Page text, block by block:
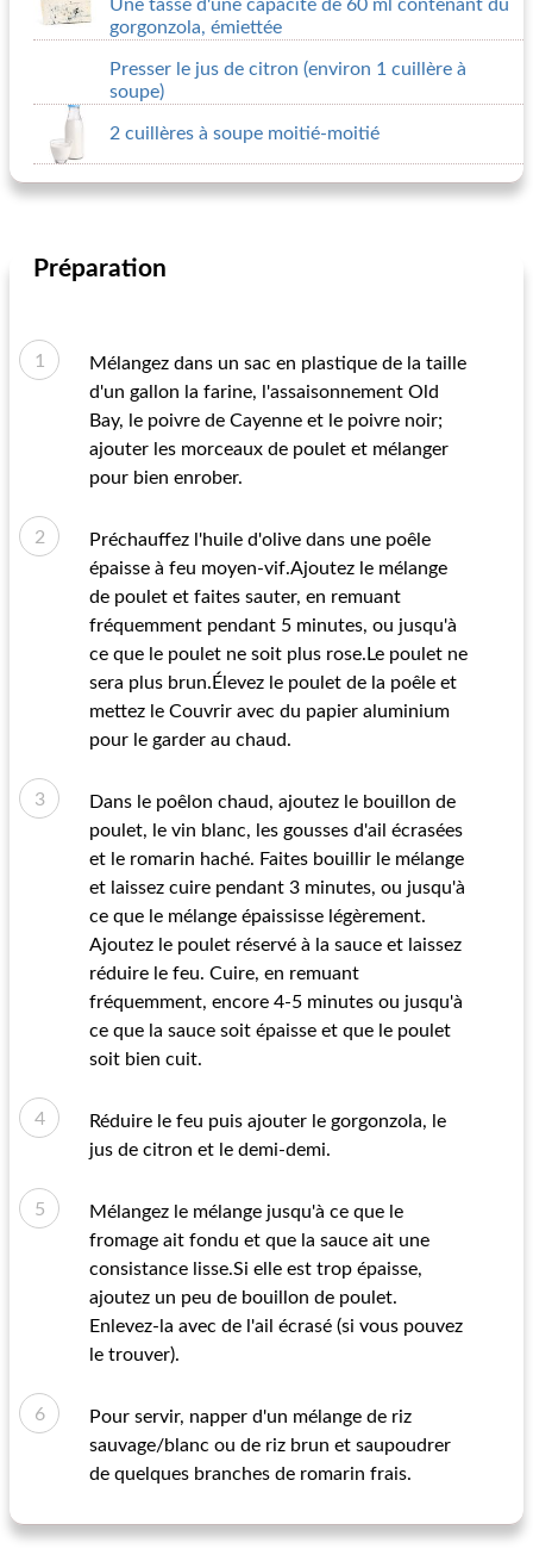
Une tasse d'une capacité de 60 ml contenant du
gorgonzola, émiettée
Presser le jus de citron (environ 1 cuillère à
soupe)
2 cuillères à soupe moitié-moitié
Préparation
Mélangez dans un sac en plastique de la taille
d'un gallon la farine, l'assaisonnement Old
Bay, le poivre de Cayenne et le poivre noir;
ajouter les morceaux de poulet et mélanger
pour bien enrober.
Préchauffez l'huile d'olive dans une poêle
épaisse à feu moyen-vif.Ajoutez le mélange
de poulet et faites sauter, en remuant
fréquemment pendant 5 minutes, ou jusqu'à
ce que le poulet ne soit plus rose.Le poulet ne
sera plus brun.Élevez le poulet de la poêle et
mettez le Couvrir avec du papier aluminium
pour le garder au chaud.
Dans le poêlon chaud, ajoutez le bouillon de
poulet, le vin blanc, les gousses d'ail écrasées
et le romarin haché. Faites bouillir le mélange
et laissez cuire pendant 3 minutes, ou jusqu'à
ce que le mélange épaississe légèrement.
Ajoutez le poulet réservé à la sauce et laissez
réduire le feu. Cuire, en remuant
fréquemment, encore 4-5 minutes ou jusqu'à
ce que la sauce soit épaisse et que le poulet
soit bien cuit.
Réduire le feu puis ajouter le gorgonzola, le
jus de citron et le demi-demi.
Mélangez le mélange jusqu'à ce que le
fromage ait fondu et que la sauce ait une
consistance lisse.Si elle est trop épaisse,
ajoutez un peu de bouillon de poulet.
Enlevez-la avec de l'ail écrasé (si vous pouvez
le trouver).
Pour servir, napper d'un mélange de riz
sauvage/blanc ou de riz brun et saupoudrer
de quelques branches de romarin frais.